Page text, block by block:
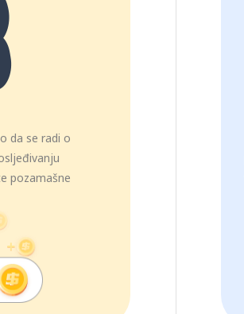
da se radi o
pozamašne